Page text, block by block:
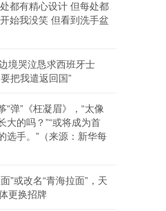
都有精心设计 但每处都
始我没笑 但看到洗手盆
境哭泣恳求西班牙士
把我遣返回国”
“弹”《枉凝眉》，“太像
大的吗？”“或将成为首
选手。”（来源：新华每
”或改名“青海拉面”，天
更换招牌